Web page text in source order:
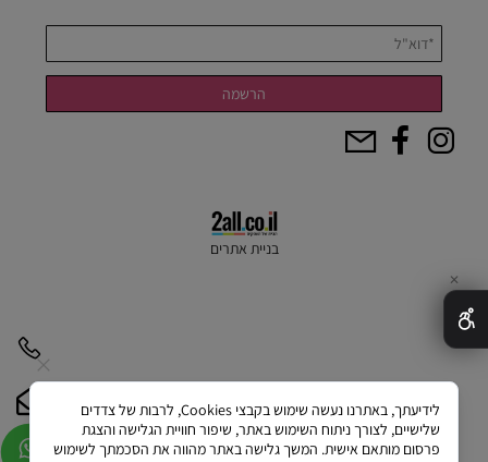
בניית אתרים
✕
לידיעתך, באתרנו נעשה שימוש בקבצי Cookies, לרבות של צדדים
שלישיים, לצורך ניתוח השימוש באתר, שיפור חוויית הגלישה והצגת
פרסום מותאם אישית. המשך גלישה באתר מהווה את הסכמתך לשימוש